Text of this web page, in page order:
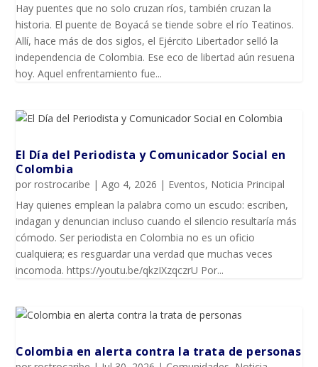
Hay puentes que no solo cruzan ríos, también cruzan la
historia. El puente de Boyacá se tiende sobre el río Teatinos.
Allí, hace más de dos siglos, el Ejército Libertador selló la
independencia de Colombia. Ese eco de libertad aún resuena
hoy. Aquel enfrentamiento fue...
El Día del Periodista y Comunicador SociaI en
Colombia
porrostrocaribe |Ago 4, 2026 | Eventos, Noticia Principal
Hay quienes emplean la palabra como un escudo: escriben,
indagan y denuncian incluso cuando el silencio resultaría más
cómodo. Ser periodista en Colombia no es un oficio
cualquiera; es resguardar una verdad que muchas veces
incomoda. https://youtu.be/qkzIXzqczrU Por...
Colombia en alerta contra la trata de personas